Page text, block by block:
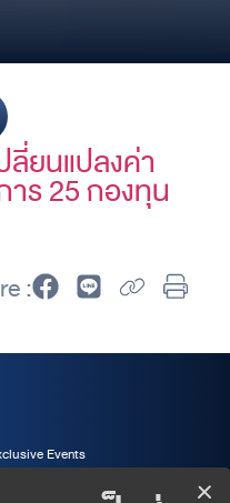
ลี่ยนแปลงค่า
าร 25 กองทุน
:
Events
us